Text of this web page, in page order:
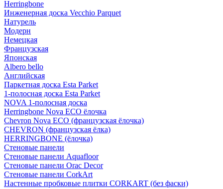
Herringbone
Инженерная доска Vecchio Parquet
Натурель
Модерн
Немецкая
Французская
Японская
Albero bello
Английская
Паркетная доска Esta Parket
1-полосная доска Esta Parket
NOVA 1-полосная доска
Herringbone Nova ECO ёлочка
Chevron Nova ECO (французская ёлочка)
CHEVRON (французская ёлка)
HERRINGBONE (ёлочка)
Стеновые панели
Стеновые панели Aquafloor
Стеновые панели Orac Decor
Стеновые панели CorkArt
Настенные пробковые плитки CORKART (без фаски)